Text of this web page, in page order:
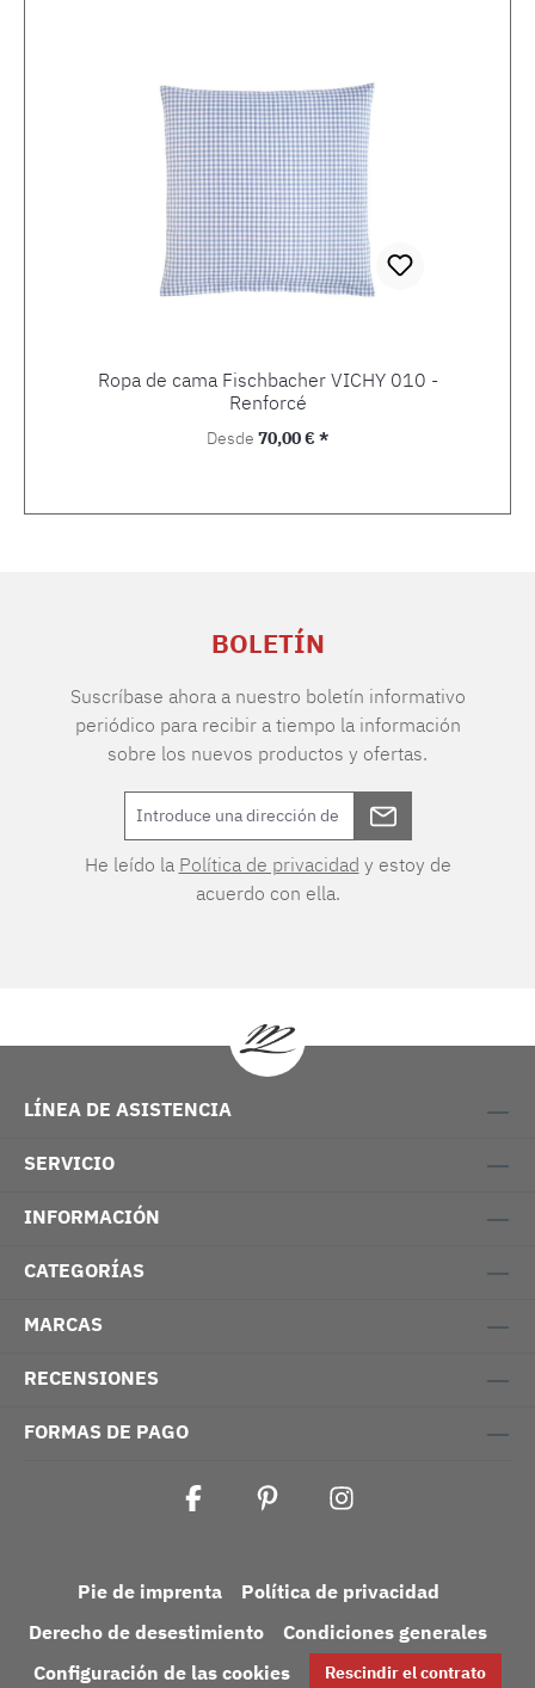
Ropa de cama Fischbacher VICHY 010 -
Renforcé
Precio normal:
Desde 70,00 € *
BOLETÍN
Suscríbase ahora a nuestro boletín informativo
periódico para recibir a tiempo la información
sobre los nuevos productos y ofertas.
He leído la Política de privacidad y estoy de
acuerdo con ella.
LÍNEA DE ASISTENCIA
SERVICIO
INFORMACIÓN
CATEGORÍAS
MARCAS
RECENSIONES
FORMAS DE PAGO
Pie de imprenta
Política de privacidad
Derecho de desestimiento
Condiciones generales
Configuración de las cookies
Rescindir el contrato